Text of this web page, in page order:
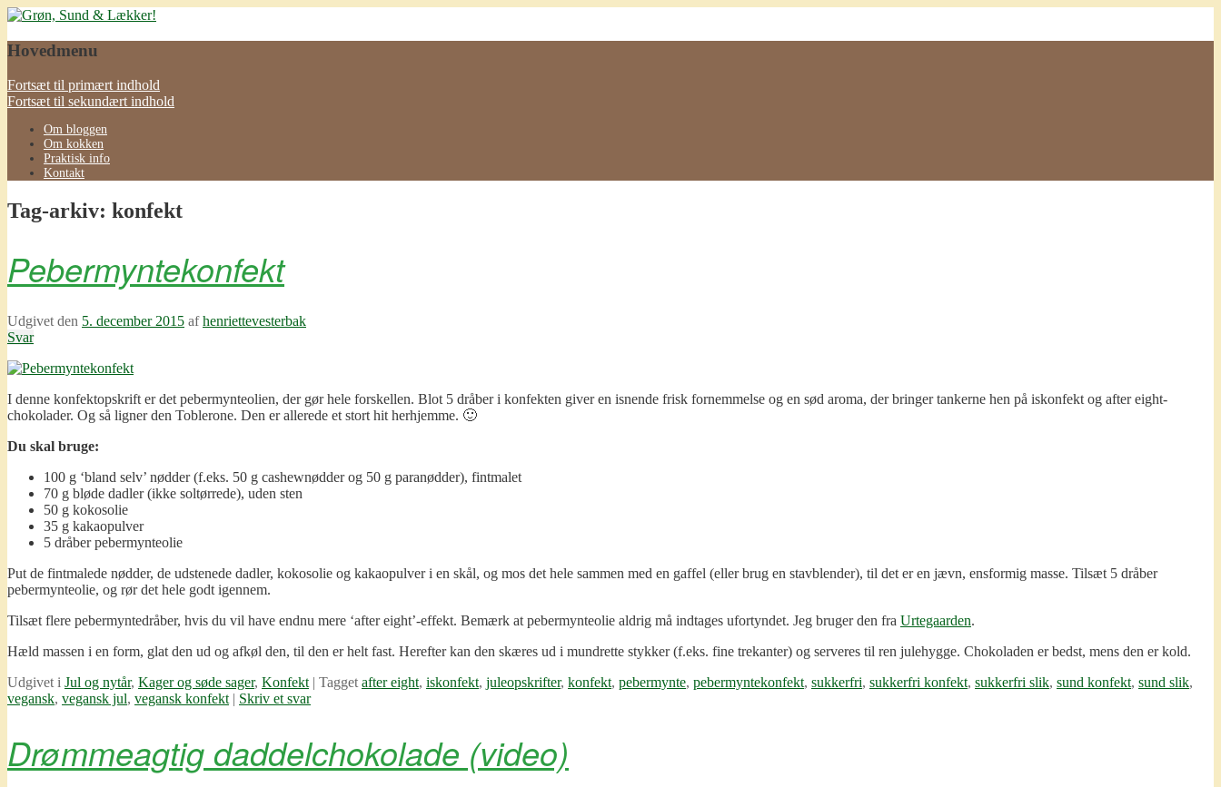
Grøn, Sund & Lækker!
Hovedmenu
Fortsæt til primært indhold
Fortsæt til sekundært indhold
Om bloggen
Om kokken
Praktisk info
Kontakt
Tag-arkiv: konfekt
Pebermyntekonfekt
Udgivet den 5. december 2015 afhenriettevesterbak
Svar
I denne konfektopskrift er det pebermynteolien, der gør hele forskellen. Blot 5 dråber i konfekten giver en isnende frisk fornemmelse og en sød aroma, der bringer tankerne hen på iskonfekt og after eight-
chokolader. Og så ligner den Toblerone. Den er allerede et stort hit herhjemme. 🙂
Du skal bruge:
100 g ‘bland selv’ nødder (f.eks. 50 g cashewnødder og 50 g paranødder), fintmalet
70 g bløde dadler (ikke soltørrede), uden sten
50 g kokosolie
35 g kakaopulver
5 dråber pebermynteolie
Put de fintmalede nødder, de udstenede dadler, kokosolie og kakaopulver i en skål, og mos det hele sammen med en gaffel (eller brug en stavblender), til det er en jævn, ensformig masse. Tilsæt 5 dråber
pebermynteolie, og rør det hele godt igennem.
Tilsæt flere pebermyntedråber, hvis du vil have endnu mere ‘after eight’-effekt. Bemærk at pebermynteolie aldrig må indtages ufortyndet. Jeg bruger den fra Urtegaarden.
Hæld massen i en form, glat den ud og afkøl den, til den er helt fast. Herefter kan den skæres ud i mundrette stykker (f.eks. fine trekanter) og serveres til ren julehygge. Chokoladen er bedst, mens den er kold.
Udgivet i Jul og nytår, Kager og søde sager, Konfekt | Tagget after eight, iskonfekt, juleopskrifter, konfekt, pebermynte, pebermyntekonfekt, sukkerfri, sukkerfri konfekt, sukkerfri slik, sund konfekt, sund slik,
vegansk, vegansk jul, vegansk konfekt | Skriv et svar
Drømmeagtig daddelchokolade (video)